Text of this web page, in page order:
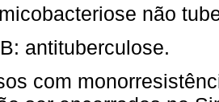
não
antituberculose.
com